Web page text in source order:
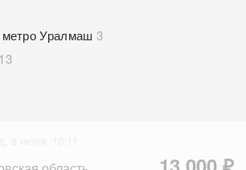
Уралмаш 3
13